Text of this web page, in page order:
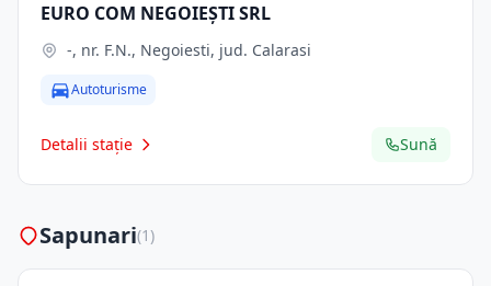
EURO COM NEGOIEŞTI SRL
-, nr. F.N., Negoiesti, jud. Calarasi
Autoturisme
Detalii stație Sună
Sapunari(1)